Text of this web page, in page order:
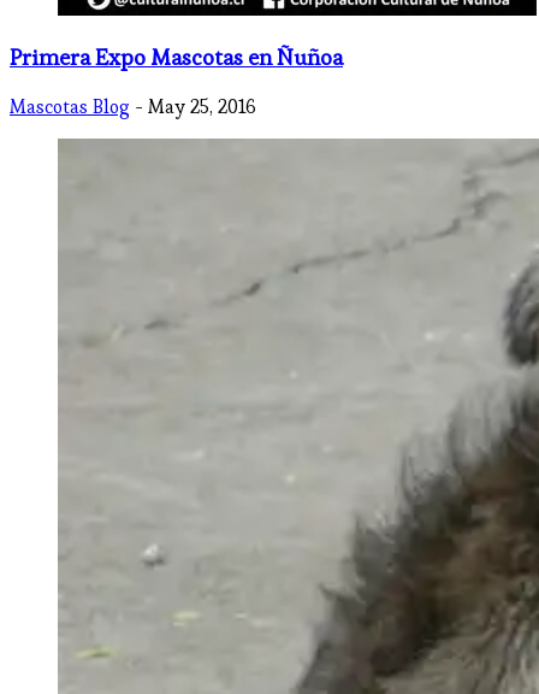
Primera Expo Mascotas en Ñuñoa
Mascotas Blog - May 25, 2016